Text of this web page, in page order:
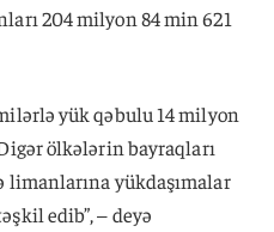
204 milyon 84 min 621
yük qəbulu 14 milyon
ölkələrin bayraqları
yükdaşımalar
edib”, – deyə